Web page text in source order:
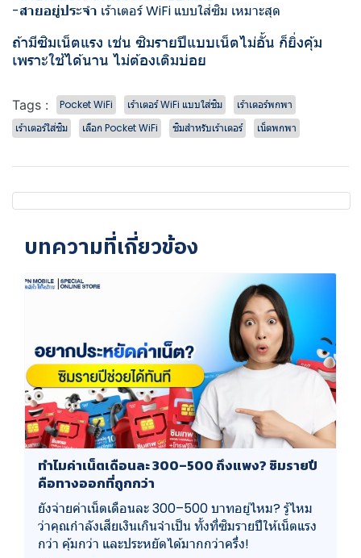
-สายอยู่ประจำ เร้าเตอร์ WiFi แบบใส่ซิม เหมาะสุด
ถ้ามีซิมเน็ตแรง เช่น ซิมรายปีแบบเน็ตไม่อั้น ก็ยิ่งคุ้ม
เพราะใช้ได้นาน ไม่ต้องเติมบ่อย
Tags : Pocket WiFi เร้าเตอร์ WiFi แบบใส่ซิม
เร้าเตอร์พกพา
เร้าเตอร์ใส่ซิม
เลือก Pocket WiFi ซิมสำหรับเร้าเตอร์ เน็ตพกพา
บทความที่เกี่ยวข้อง
ทำไมค่าเน็ตเดือนละ 300–500 ถึงแพง? ซิมรายปี
คือทางออกที่ถูกกว่า
ยังจ่ายค่าเน็ตเดือนละ 300–500 บาทอยู่ไหม? รู้ไหม
ว่าคุณกำลังเสียเงินเกินจำเป็น ทั้งที่ซิมรายปีให้เน็ตแรง
กว่า คุ้มกว่า และประหยัดได้มากกว่าครึ่ง!